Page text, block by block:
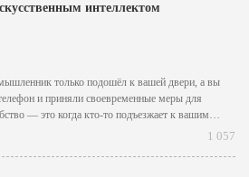
интеллектом
только подошёл к вашей двери, а вы
и приняли своевременные меры для
— это когда кто-то подъезжает к вашим
чужой, и сами решаете, хотите ли вы впускать
1 057